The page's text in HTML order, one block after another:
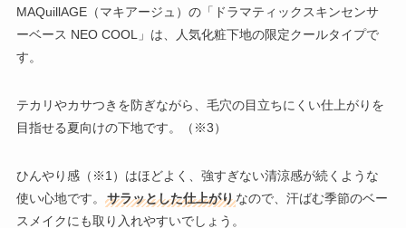
MAQuillAGE（マキアージュ）の「ドラマティックスキンセンサ
ーベース NEO COOL」 は、人気化粧下地の限定クールタイプで
す。
テカリやカサつきを防ぎながら、 毛穴の目立ちにくい仕上がりを
目指せる夏向けの下地です。（※3）
ひんやり感（※1）はほどよく、強すぎない清涼感が続くような
使い心地です。
サラッとした仕上がりなので、汗ばむ季節のベー
スメイクにも取り入れやすいでしょう。